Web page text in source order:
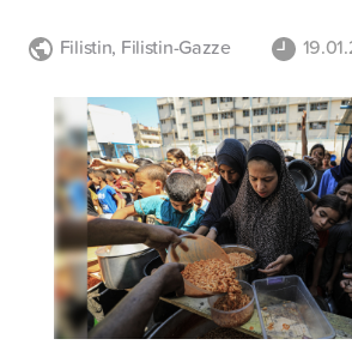
Filistin, Filistin-Gazze